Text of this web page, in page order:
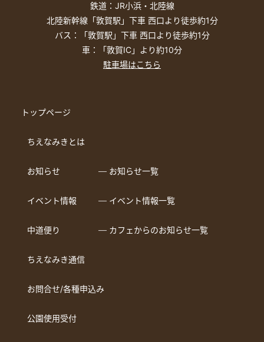
鉄道：JR小浜・北陸線
北陸新幹線「敦賀駅」下車 西口より徒歩約1分
バス：「敦賀駅」下車 西口より徒歩約1分
車：「敦賀IC」より約10分
駐車場はこちら
トップページ
ちえなみきとは
お知らせ ― お知らせ一覧
イベント情報 ― イベント情報一覧
中道便り ― カフェからのお知らせ一覧
ちえなみき通信
お問合せ/各種申込み
公園使用受付